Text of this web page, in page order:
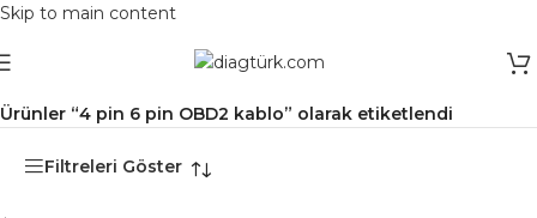
Skip to main content
Ürünler “4 pin 6 pin OBD2 kablo” olarak etiketlendi
Filtreleri Göster